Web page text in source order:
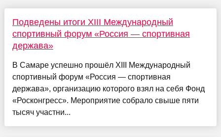
Подведены итоги XIII Международный
спортивный форум «Россия — спортивная
держава»
В Самаре успешно прошёл XIII Международный
спортивный форум «Россия — спортивная
держава», организацию которого взял на себя Фонд
«Росконгресс». Мероприятие собрало свыше пяти
тысяч участни...